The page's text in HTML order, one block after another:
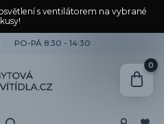
s ventilátorem na vybrané
kusy!
PO-PÁ 8:30 - 14:30
0